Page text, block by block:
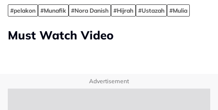
#pelakon #Munafik #Nora Danish #Hijrah #Ustazah #Mulia
Must Watch Video
Advertisement